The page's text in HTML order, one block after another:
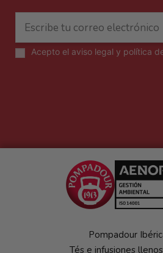
Acepto el aviso legal y política
Pompadour
Tés e infusiones